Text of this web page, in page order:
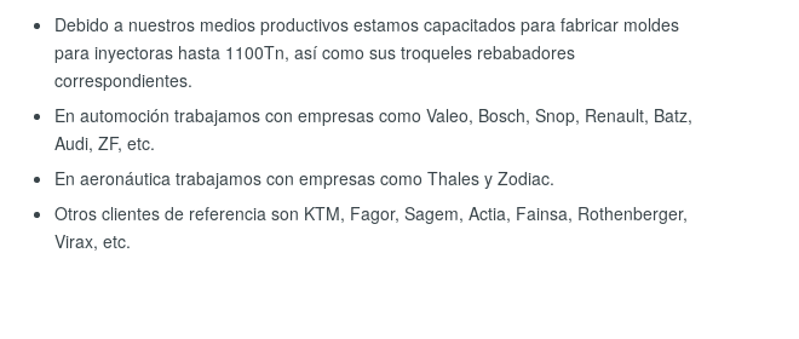
Debido a nuestros medios productivos estamos capacitados para fabricar moldes
para inyectoras hasta 1100Tn, así como sus troqueles rebabadores
correspondientes.
En automoción trabajamos con empresas como Valeo, Bosch, Snop, Renault, Batz,
Audi, ZF, etc.
En aeronáutica trabajamos con empresas como Thales y Zodiac.
Otros clientes de referencia son KTM, Fagor, Sagem, Actia, Fainsa, Rothenberger,
Virax, etc.